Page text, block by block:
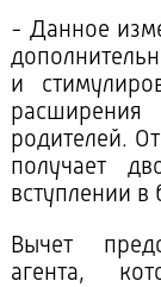
- Данное
и
расширения
родителей.
получает
вступлении в
Вычет
агента,